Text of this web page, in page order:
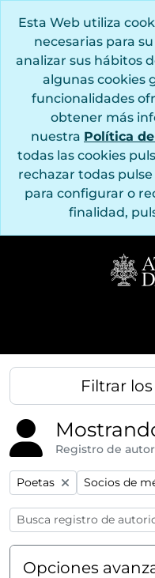
Esta Web utiliza
necesarias para
analizar sus hábitos
algunas cookies
funcionalidades
obtener más
nuestra Política
todas las cookies
rechazar todas pulse
para configurar o
finalidad,
Filtrar
Registro de
Remove filter:
Poetas Remove
Socios de
Opciones